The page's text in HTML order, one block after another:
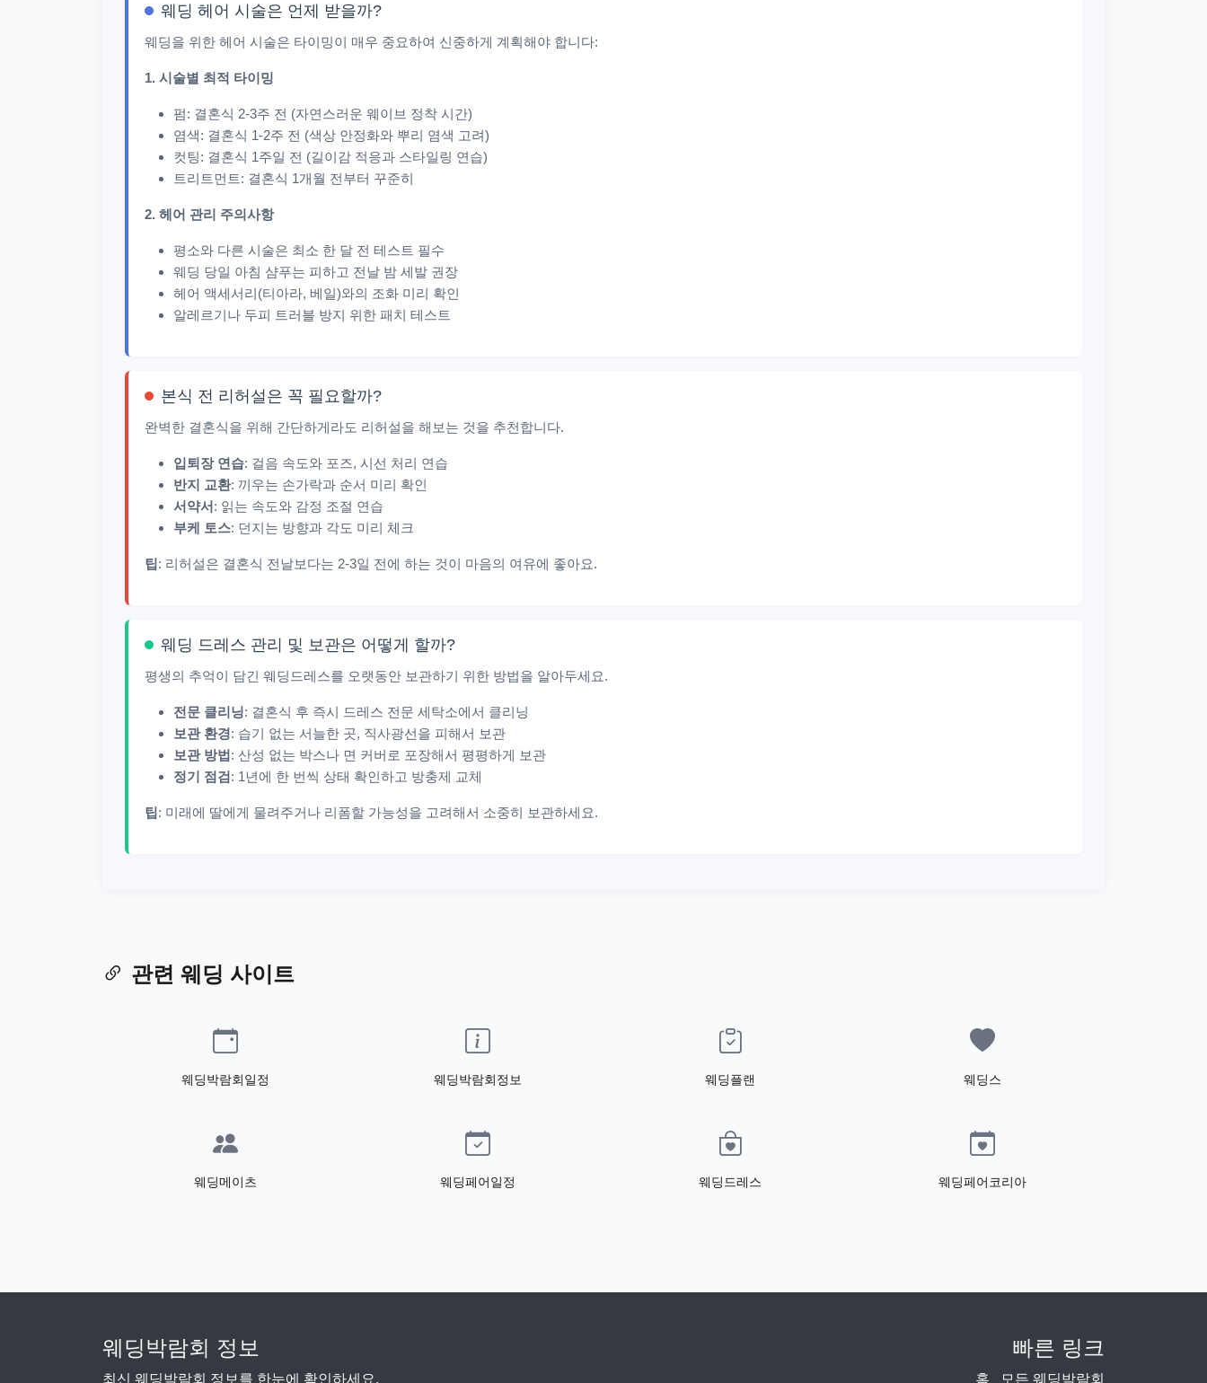
웨딩 헤어 시술은 언제 받을까?
웨딩을 위한 헤어 시술은 타이밍이 매우 중요하여 신중하게 계획해야 합니다:
1. 시술별 최적 타이밍
펌: 결혼식 2-3주 전 (자연스러운 웨이브 정착 시간)
염색: 결혼식 1-2주 전 (색상 안정화와 뿌리 염색 고려)
컷팅: 결혼식 1주일 전 (길이감 적응과 스타일링 연습)
트리트먼트: 결혼식 1개월 전부터 꾸준히
2. 헤어 관리 주의사항
평소와 다른 시술은 최소 한 달 전 테스트 필수
웨딩 당일 아침 샴푸는 피하고 전날 밤 세발 권장
헤어 액세서리(티아라, 베일)와의 조화 미리 확인
알레르기나 두피 트러블 방지 위한 패치 테스트
본식 전 리허설은 꼭 필요할까?
완벽한 결혼식을 위해 간단하게라도 리허설을 해보는 것을 추천합니다.
입퇴장 연습: 걸음 속도와 포즈, 시선 처리 연습
반지 교환: 끼우는 손가락과 순서 미리 확인
서약서 : 읽는 속도와 감정 조절 연습
부케 토스: 던지는 방향과 각도 미리 체크
팁 : 리허설은 결혼식 전날보다는 2-3일 전에 하는 것이 마음의 여유에 좋아요.
웨딩 드레스 관리 및 보관은 어떻게 할까?
평생의 추억이 담긴 웨딩드레스를 오랫동안 보관하기 위한 방법을 알아두세요.
전문 클리닝: 결혼식 후 즉시 드레스 전문 세탁소에서 클리닝
보관 환경: 습기 없는 서늘한 곳, 직사광선을 피해서 보관
보관 방법 : 산성 없는 박스나 면 커버로 포장해서 평평하게 보관
정기 점검 : 1년에 한 번씩 상태 확인하고 방충제 교체
팁 : 미래에 딸에게 물려주거나 리폼할 가능성을 고려해서 소중히 보관하세요.
관련 웨딩 사이트
웨딩박람회일정 웨딩박람회정보 웨딩플랜 웨딩스
웨딩메이츠 웨딩페어일정 웨딩드레스 웨딩페어코리아
웨딩박람회 정보
최신 웨딩박람회 정보를 한눈에 확인하세요.
빠른 링크
홈 모든 웨딩박람회